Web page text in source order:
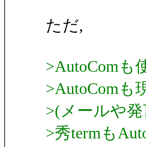
ただ,
>AutoComも
>AutoComも
>(メールや
>秀termも